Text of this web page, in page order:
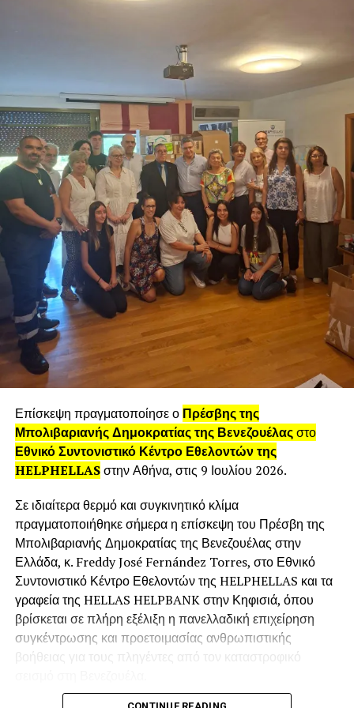
– Η ζωγραφική σας κινείται ανάμεσα στην άρνηση για
τον καθημερινό, αλλοτριωμένο χώρο που ζούμε και
στην ποιητική διάστασή του. Πώς το εκλαμβάνετε
αυτό και πως το αποτυπώνετε στα έργα σας;
Όταν μιλάμε για αλλοτριωμένο χώρο, ας συμφωνήσουμε
ότι έχουμε κατά νου την εικόνα μιας Ελλάδας
μεταλλαγμένης, όχι σταδιακά, όπως πιθανόν συνέβη μετά
τον Β’ παγκόσμιο πόλεμο σε πολλές χώρες, αλλά που
ήρθε ως καταιγίδα και σάρωσε ό,τι προϋπήρχε, δίνοντας
βιαστικές λύσεις, σχεδόν σε κατάσταση πανικού, ή για να
ακριβολογούμε, σύμφωνα με το γνωστό ελληνικό «άντε να
τελειώνουμε»! Δεν εξέλαβα λοιπόν την αλλοτρίωση του
χώρου! Αυτή μας εξέλαβε και πιστεύω μας αιφνιδίασε και
κάποιοι διορατικοί, αν και βλέπαμε την ταχύτατη
αλλοτρίωση, δεν μπορέσαμε ν’ αντιδράσουμε! Όμως,
προσωπικά σε μένα βγήκαν εικόνες μέσα από μια
ποιητική διάσταση επειδή έτσι μου προκύπτουν.
Επίσκεψη πραγματοποίησε ο Πρέσβης της
Μπολιβαριανής Δημοκρατίας της Βενεζουέλαςστο
Εθνικό Συντονιστικό Κέντρο Εθελοντών της
HELPHELLASστην Αθήνα, στις 9 Ιουλίου 2026.
Σε ιδιαίτερα θερμό και συγκινητικό κλίμα
πραγματοποιήθηκε σήμερα η επίσκεψη του Πρέσβη της
Μπολιβαριανής Δημοκρατίας της Βενεζουέλας στην
Ελλάδα, κ. Freddy José Fernández Torres, στο Εθνικό
Συντονιστικό Κέντρο Εθελοντών της HELPHELLAS και τα
γραφεία της HELLAS HELPBANK στην Κηφισιά, όπου
βρίσκεται σε πλήρη εξέλιξη η πανελλαδική επιχείρηση
συγκέντρωσης και προετοιμασίας ανθρωπιστικής
βοήθειας για τους πληγέντες από τον καταστροφικό